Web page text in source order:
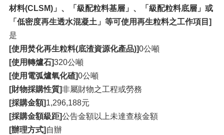
材料(CLSM)」、「級配粒料基層」、「級配粒料底層」或
「低密度再生透水混凝土」等可使用再生粒料之工作項目]
是
[使用焚化再生粒料(底渣資源化產品)]0公噸
[使用轉爐石]320公噸
[使用電弧爐氧化碴]0公噸
[財物採購性質]非屬財物之工程或勞務
[採購金額]1,296,188元
[採購金額級距]公告金額以上未達查核金額
[辦理方式] 自辦